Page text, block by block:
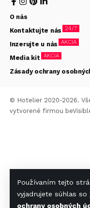
Používaním tejto
vyjadrujete súhlas so
ochrany osobných
O nás
Kontaktujte nás 24/7
Inzerujte u nás AKCIA
Media kit AKCIA
Zásady ochrany
© Hotelier 2020-2026.
vytvorené firmou